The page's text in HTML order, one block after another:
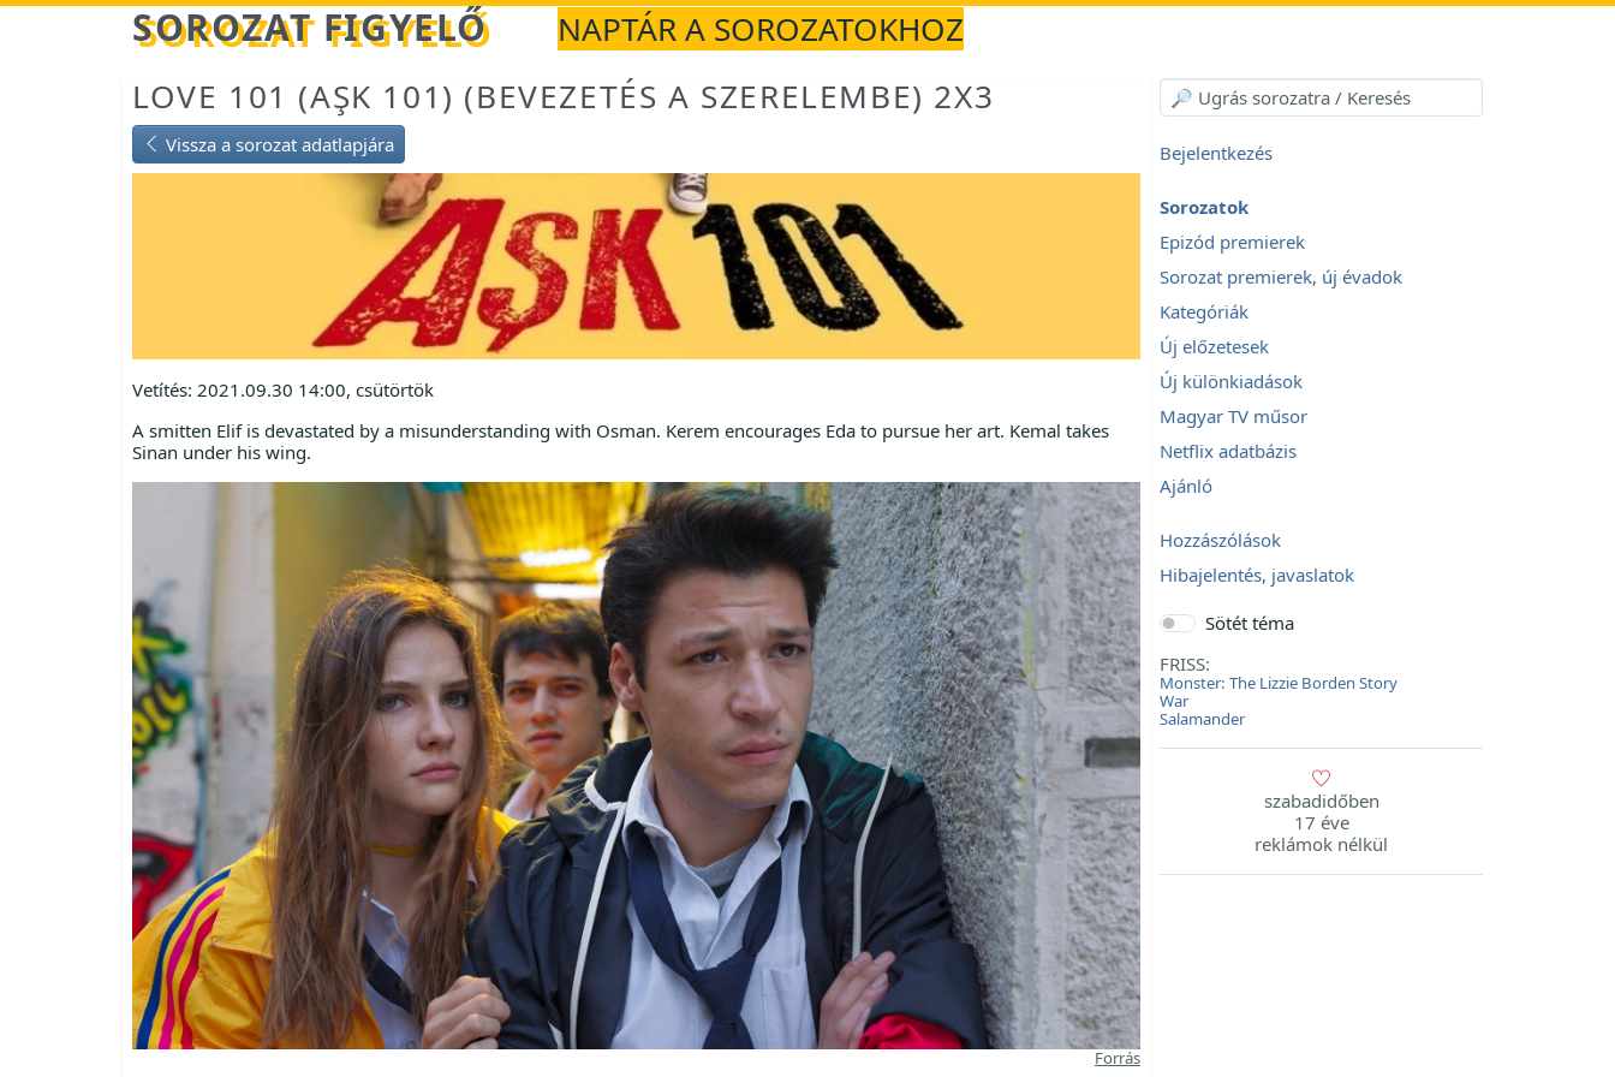
Betöltés... SOROZAT FIGYELŐ
NAPTÁR A SOROZATOKHOZ
LOVE 101 (AŞK 101) (BEVEZETÉS A SZERELEMBE) 2X3
Vissza a sorozat adatlapjára
Vetítés: 2021.09.30 14:00, csütörtök
A smitten Elif is devastated by a misunderstanding with Osman. Kerem encourages Eda to pursue her art. Kemal takes
Sinan under his wing.
Forrás
Bejelentkezés
Sorozatok
Epizód premierek
Sorozat premierek, új évadok
Kategóriák
Új előzetesek
Új különkiadások
Magyar TV műsor
Netflix adatbázis
Ajánló
Hozzászólások
Hibajelentés, javaslatok
Sötét téma
FRISS:
Monster: The Lizzie Borden Story
War
Salamander
szabadidőben
17 éve
reklámok nélkül